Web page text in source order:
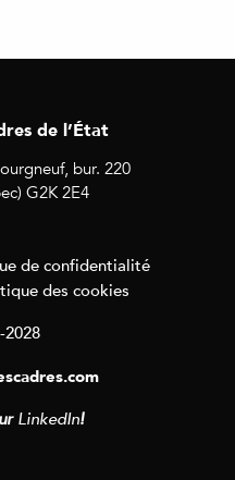
de l’État
bur. 220
G2K 2E4
de confidentialité
des cookies
2028
LinkedIn!